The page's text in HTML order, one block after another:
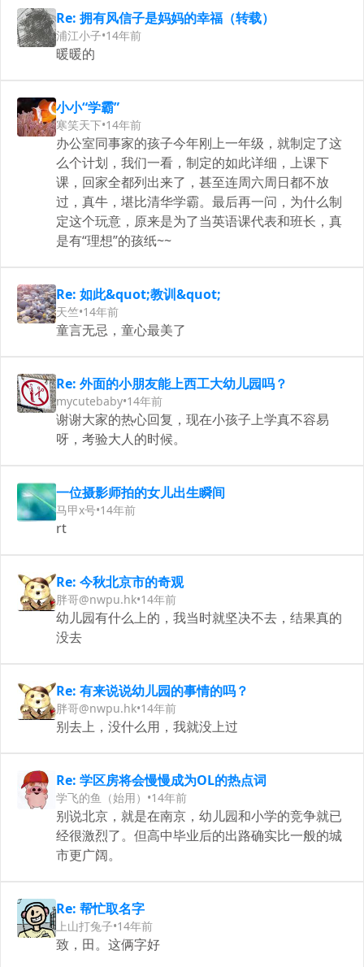
Re: 拥有风信子是妈妈的幸福（转载）
浦江小子•14年前
暖暖的
小小“学霸”
寒笑天下•14年前
办公室同事家的孩子今年刚上一年级，就制定了这
么个计划，我们一看，制定的如此详细，上课下
课，回家全都列出来了，甚至连周六周日都不放
过，真牛，堪比清华学霸。最后再一问，为什么制
定这个玩意，原来是为了当英语课代表和班长，真
是有“理想”的孩纸~~
Re: 如此&quot;教训&quot;
天竺•14年前
童言无忌，童心最美了
Re: 外面的小朋友能上西工大幼儿园吗？
mycutebaby•14年前
谢谢大家的热心回复，现在小孩子上学真不容易
呀，考验大人的时候。
一位摄影师拍的女儿出生瞬间
马甲x号•14年前
rt
Re: 今秋北京市的奇观
胖哥@nwpu.hk•14年前
幼儿园有什么上的，我当时就坚决不去，结果真的
没去
Re: 有来说说幼儿园的事情的吗？
胖哥@nwpu.hk•14年前
别去上，没什么用，我就没上过
Re: 学区房将会慢慢成为OL的热点词
学飞的鱼（始用） •14年前
别说北京，就是在南京，幼儿园和小学的竞争就已
经很激烈了。但高中毕业后的出路确实比一般的城
市更广阔。
Re: 帮忙取名字
上山打兔子•14年前
致，田。这俩字好